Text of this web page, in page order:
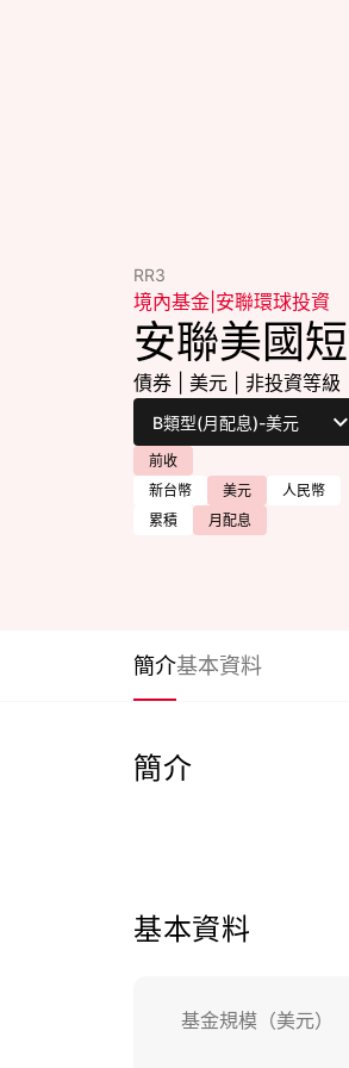
RR3
境內基金 安聯環球投資
安聯美國
債券 美元 非投資等級
前收
新台幣
美元
人民幣
累積
月配息
簡介基本資料
簡介
基本資料
基金規模（美元）